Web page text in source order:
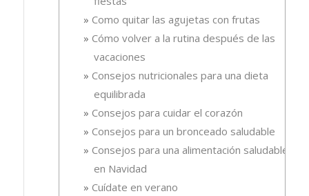
Como quitar las agujetas con frutas
Cómo volver a la rutina después de las
vacaciones
Consejos nutricionales para una dieta
equilibrada
Consejos para cuidar el corazón
Consejos para un bronceado saludable
Consejos para una alimentación saludable
en Navidad
Cuídate en verano